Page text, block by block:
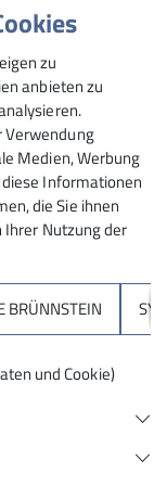
RoBergAktiv
Slackline
R&B
zu
anbieten zu
Medien, Werbung
Informationen
die Sie ihnen
Nutzung der
BRÜNNSTEIN
und Cookie)